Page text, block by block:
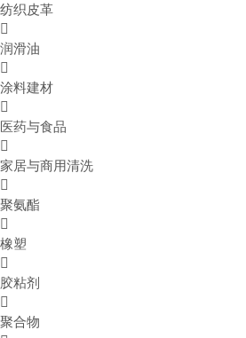
纺织皮革
润滑油
涂料建材
医药与食品
家居与商用清洗
聚氨酯
橡塑
胶粘剂
聚合物